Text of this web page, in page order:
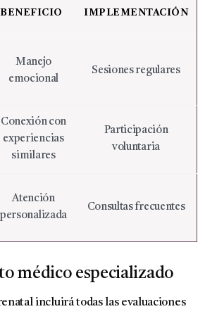
BENEFICIO IMPLEMENTACIÓN
Manejo
emocional
Sesiones regulares
Conexión con
experiencias
similares
Participación
voluntaria
Atención
personalizada
Consultas frecuentes
médico especializado
incluirá todas las evaluaciones